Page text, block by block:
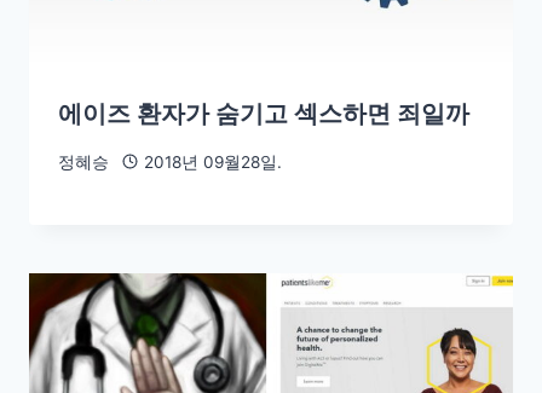
에이즈 환자가 숨기고 섹스하면 죄일까
정혜승 2018년 09월28일.